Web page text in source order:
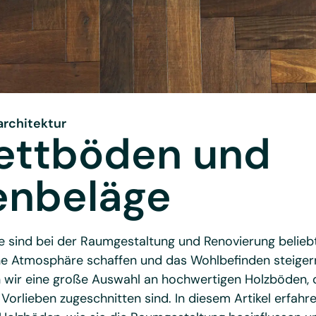
und
sind bei der Raumgestaltung und Renovierung
Atmosphäre schaffen und das Wohlbefinden
eine große Auswahl an hochwertigen Holzböden,
zugeschnitten sind. In diesem Artikel